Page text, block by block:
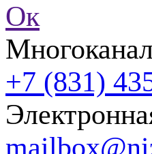
Ок
+7 (831)